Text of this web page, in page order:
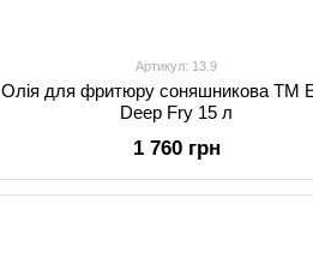
Артикул: 13.9
Олія для фритюру соняшникова TM
Deep Fry 15 л
1 760 грн